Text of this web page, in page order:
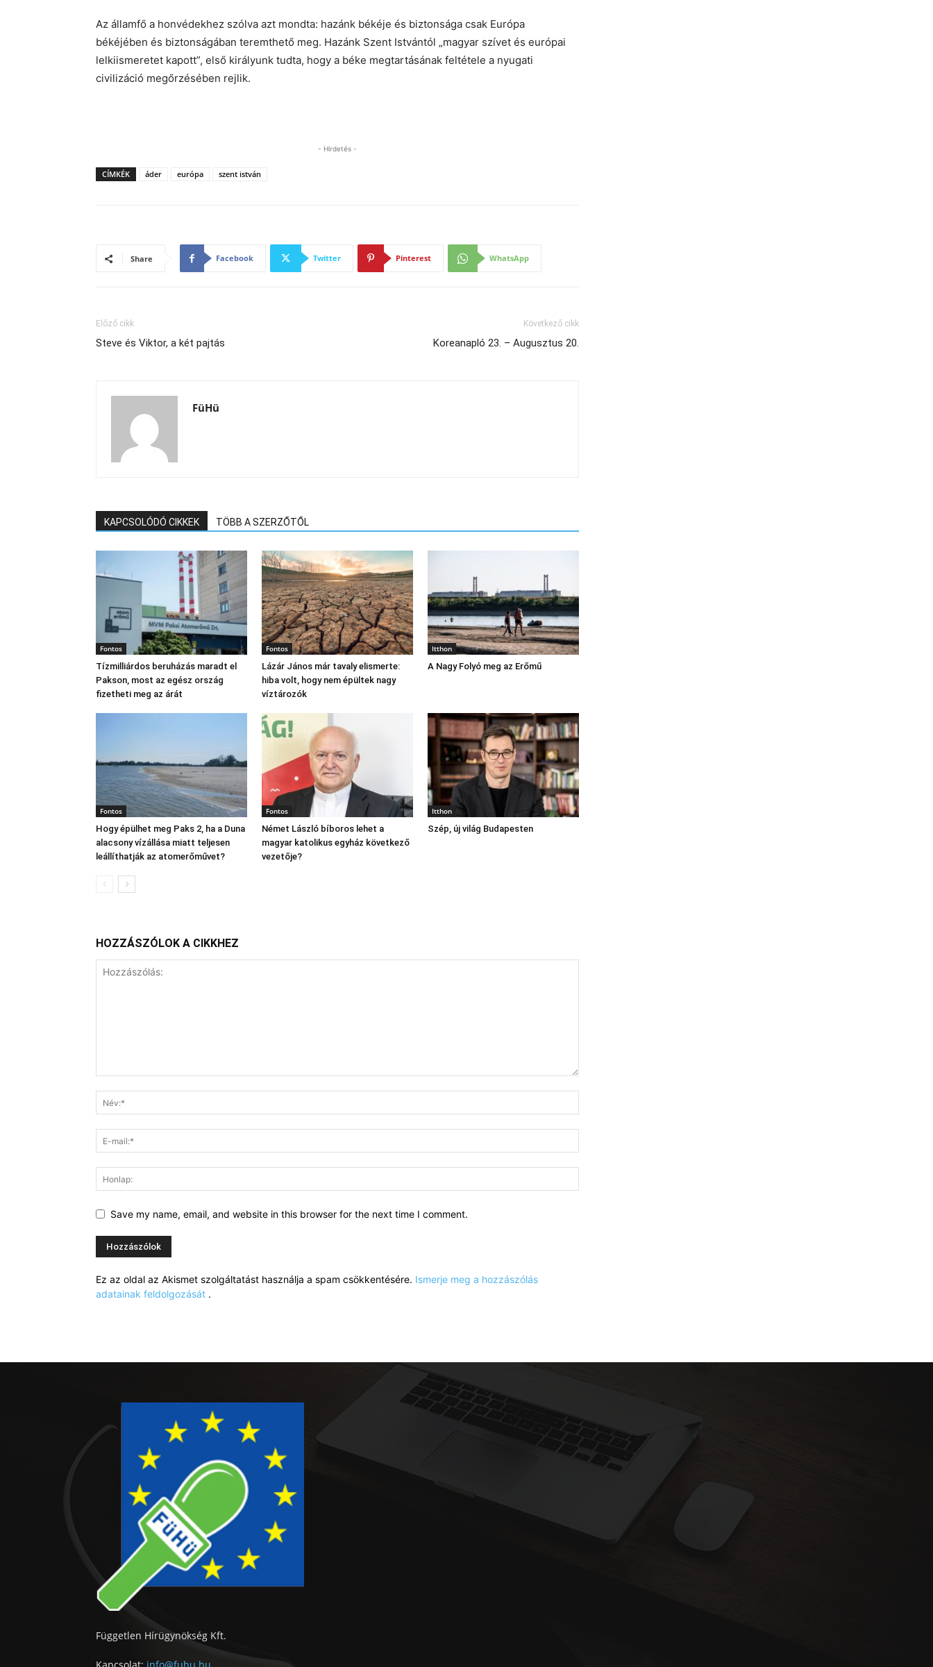
Az államfő a honvédekhez szólva azt mondta: hazánk békéje és biztonsága csak Európa
békéjében és biztonságában teremthető meg. Hazánk Szent Istvántól „magyar szívet és európai
lelkiismeretet kapott”, első királyunk tudta, hogy a béke megtartásának feltétele a nyugati
civilizáció megőrzésében rejlik.
- Hirdetés -
CÍMKÉK áder európa szent istván
Share Facebook Twitter Pinterest WhatsApp
Előző cikk
Steve és Viktor, a két pajtás
Következő cikk
Koreanapló 23. – Augusztus 20.
FüHü
KAPCSOLÓDÓ CIKKEK TÖBB A SZERZŐTŐL
Fontos
Tízmilliárdos beruházás maradt el
Pakson, most az egész ország
fizetheti meg az árát
Fontos
Lázár János már tavaly elismerte:
hiba volt, hogy nem épültek nagy
víztározók
Itthon
A Nagy Folyó meg az Erőmű
Fontos
Hogy épülhet meg Paks 2, ha a Duna
alacsony vízállása miatt teljesen
leállíthatják az atomerőművet?
Fontos
Német László bíboros lehet a
magyar katolikus egyház következő
vezetője?
Itthon
Szép, új világ Budapesten
HOZZÁSZÓLOK A CIKKHEZ
Save my name, email, and website in this browser for the next time I comment.
Ez az oldal az Akismet szolgáltatást használja a spam csökkentésére. Ismerje meg a hozzászólás
adatainak feldolgozását .
Független Hírügynökség Kft.
Kapcsolat: info@fuhu.hu